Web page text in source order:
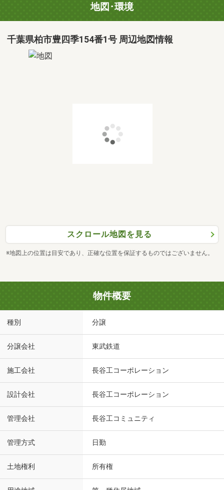
地図･環境
千葉県柏市豊四季154番1号 周辺地図情報
スクロール地図を見る
※地図上の位置は目安であり、正確な位置を保証するものではございません。
物件概要
種別 分譲
分譲会社 東武鉄道
施工会社 長谷工コーポレーション
設計会社 長谷工コーポレーション
管理会社 長谷工コミュニティ
管理方式 日勤
土地権利 所有権